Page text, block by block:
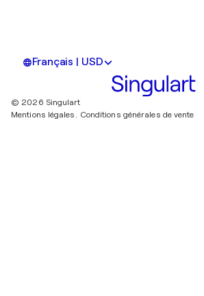
Français | USD
© 2026 Singulart
Mentions légales. Conditions générales de vente